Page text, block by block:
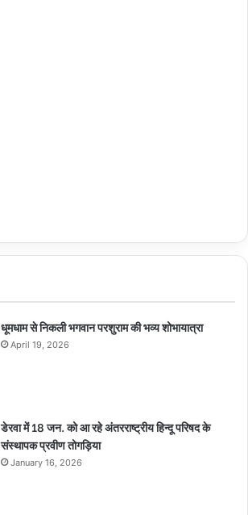
धूमधाम से निकली भगवान परशुराम की भव्य शोभायात्रा
April 19, 2026
डेरवा में 18 जन. को आ रहे अंतरराष्ट्रीय हिन्दू परिषद के
संस्थापक प्रवीण तोगड़िया
January 16, 2026